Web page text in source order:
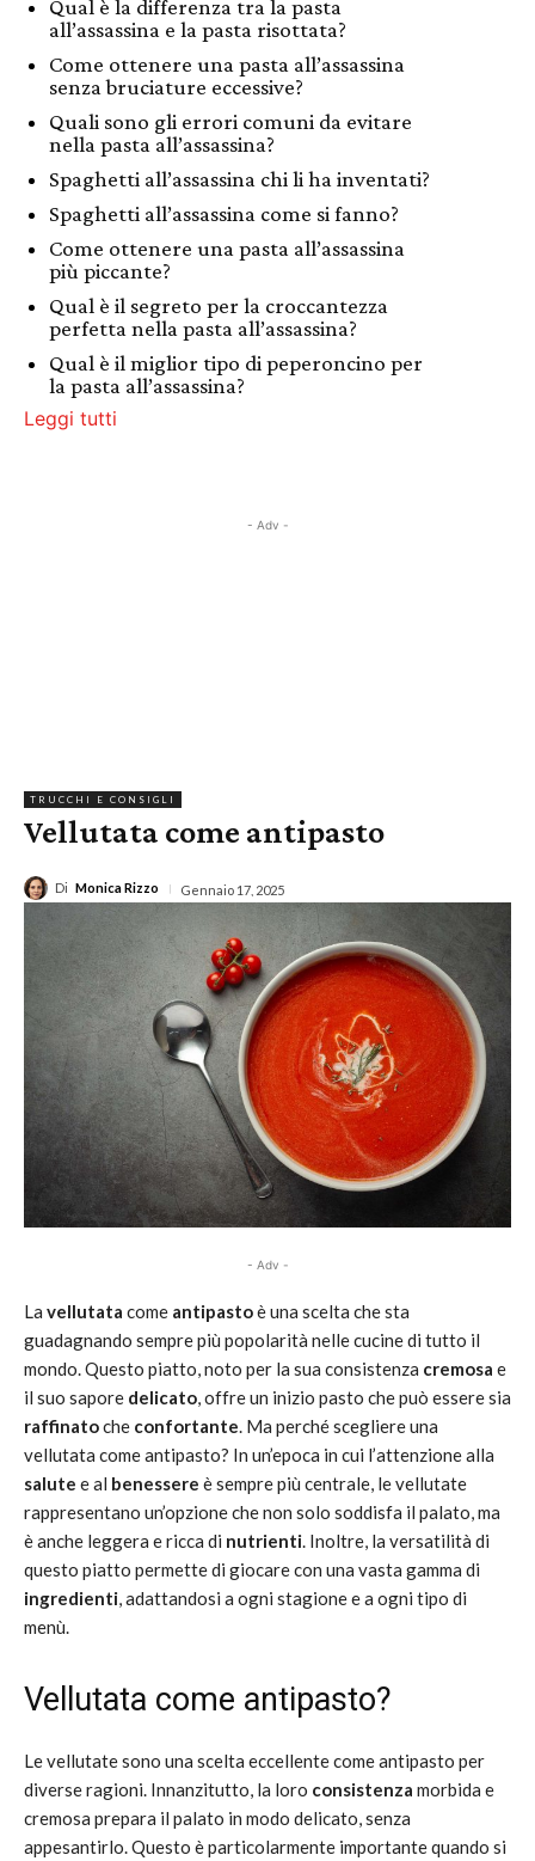
Qual è la differenza tra la pasta
all’assassina e la pasta risottata?
Come ottenere una pasta all’assassina
senza bruciature eccessive?
Quali sono gli errori comuni da evitare
nella pasta all’assassina?
Spaghetti all’assassina chi li ha inventati?
Spaghetti all’assassina come si fanno?
Come ottenere una pasta all’assassina
più piccante?
Qual è il segreto per la croccantezza
perfetta nella pasta all’assassina?
Qual è il miglior tipo di peperoncino per
la pasta all’assassina?
Leggi tutti
- Adv -